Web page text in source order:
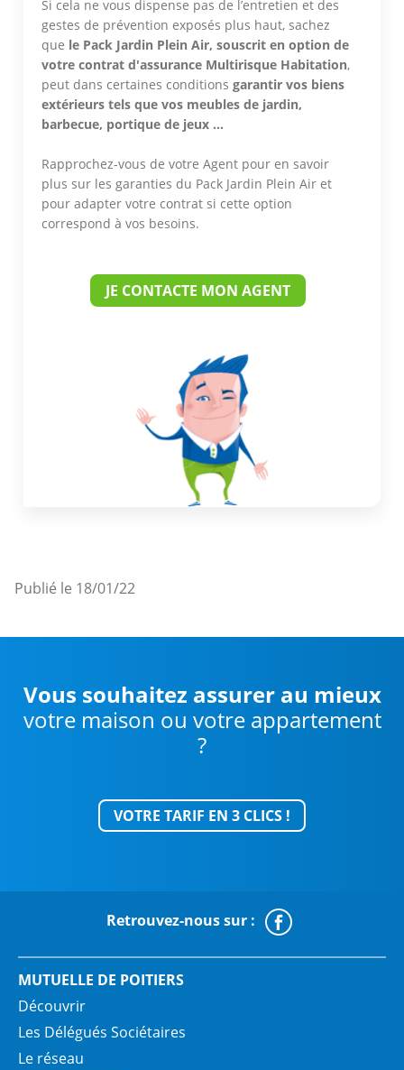
Si cela ne vous dispense pas de l’entretien et des
gestes de prévention exposés plus haut, sachez
que le Pack Jardin Plein Air, souscrit en option de
votre contrat d'assurance Multirisque Habitation,
peut dans certaines conditions garantir vos biens
extérieurs tels que vos meubles de jardin,
barbecue, portique de jeux …
Rapprochez-vous de votre Agent pour en savoir
plus sur les garanties du Pack Jardin Plein Air et
pour adapter votre contrat si cette option
correspond à vos besoins.
JE CONTACTE MON AGENT
Publié le 18/01/22
Vous souhaitez assurer au mieux
votre maison ou votre appartement
?
VOTRE TARIF EN 3 CLICS !
Retrouvez-nous sur :
MUTUELLE DE POITIERS
Découvrir
Les Délégués Sociétaires
Le réseau